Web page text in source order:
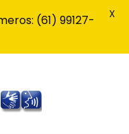
(61) 99127-
X